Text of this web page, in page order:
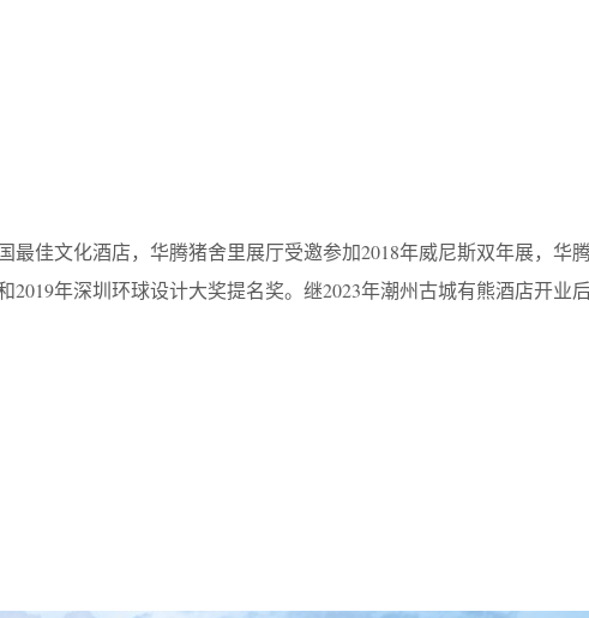
佳文化酒店，华腾猪舍里展厅受邀参加2018年威尼斯双年展，华
年深圳环球设计大奖提名奖。继2023年潮州古城有熊酒店开业